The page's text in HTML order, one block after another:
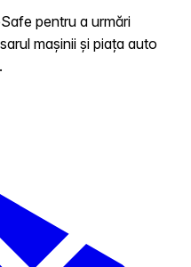
pentru a urmări
mașinii și piața auto